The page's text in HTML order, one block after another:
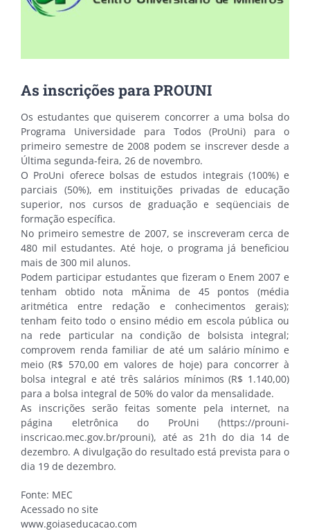
As inscrições para PROUNI
Os estudantes que quiserem concorrer a uma bolsa do
Programa Universidade para Todos (ProUni) para o
primeiro semestre de 2008 podem se inscrever desde a
Última segunda-feira, 26 de novembro.
O ProUni oferece bolsas de estudos integrais (100%) e
parciais (50%), em instituições privadas de educação
superior, nos cursos de graduação e seqüenciais de
formação especí­fica.
No primeiro semestre de 2007, se inscreveram cerca de
480 mil estudantes. Até hoje, o programa já beneficiou
mais de 300 mil alunos.
Podem participar estudantes que fizeram o Enem 2007 e
tenham obtido nota mÃ­nima de 45 pontos (média
aritmética entre redação e conhecimentos gerais);
tenham feito todo o ensino médio em escola pública ou
na rede particular na condição de bolsista integral;
comprovem renda familiar de até um salário mí­nimo e
meio (R$ 570,00 em valores de hoje) para concorrer à
bolsa integral e até três salários mí­nimos (R$ 1.140,00)
para a bolsa integral de 50% do valor da mensalidade.
As inscrições serão feitas somente pela internet, na
página eletrônica do ProUni (https://prouni-
inscricao.mec.gov.br/prouni), até as 21h do dia 14 de
dezembro. A divulgação do resultado está prevista para o
dia 19 de dezembro.
Fonte: MEC
Acessado no site
www.goiaseducacao.com